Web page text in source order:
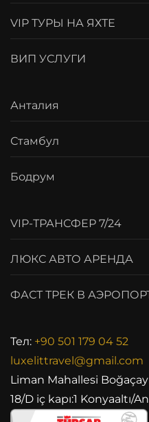
VIP ТУРЫ НА ЯХТЕ
ВИП УСЛУГИ
Анталия
Стамбул
Бодрум
VIP-ТРАНСФЕР 7/24
ЛЮКС АВТО АРЕНДА
ФАСТ ТРЕК В
Тел: +90 501 179 04 52
luxelittravel@gmail.com
Liman Mahallesi
18/D iç kapı:1 Konyaaltı/